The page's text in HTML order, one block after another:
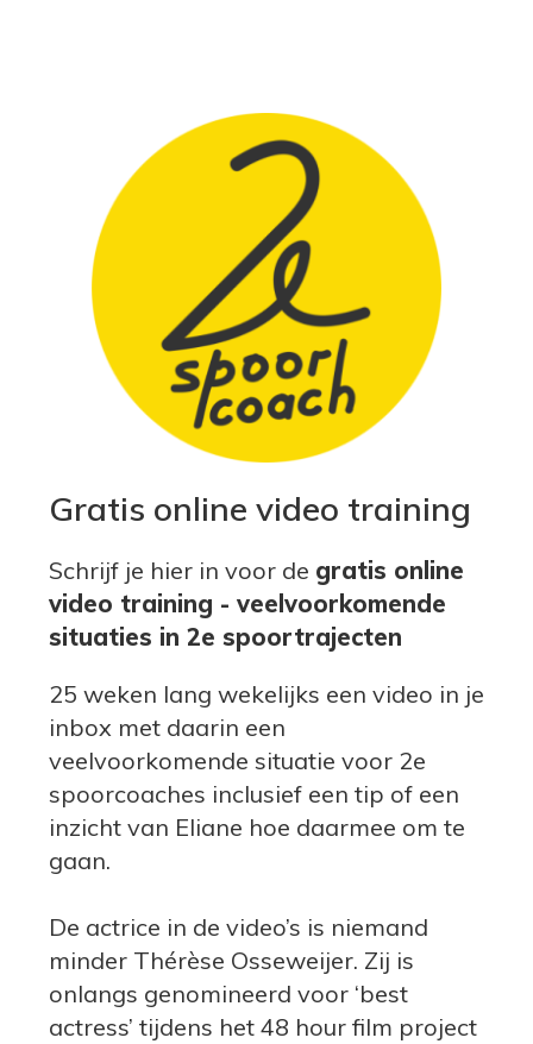
Gratis online video training
Schrijf je hier in voor de gratis online
video training - veelvoorkomende
situaties in 2e spoortrajecten
25 weken lang wekelijks een video in je
inbox met daarin een
veelvoorkomende situatie voor 2e
spoorcoaches inclusief een tip of een
inzicht van Eliane hoe daarmee om te
gaan.
De actrice in de video’s is niemand
minder Thérèse Osseweijer. Zij is
onlangs genomineerd voor ‘best
actress’ tijdens het 48 hour film project